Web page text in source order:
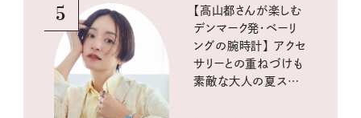
5
【高山都さんが楽しむ
デンマーク発・ベーリ
ングの腕時計】 アクセ
サリーとの重ねづけも
素敵な大人の夏スタイ